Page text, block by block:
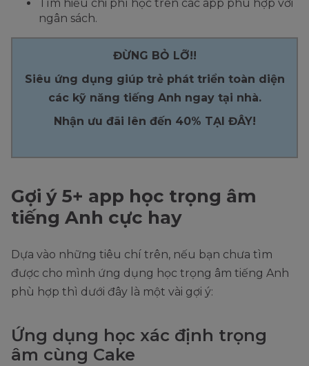
Tìm hiểu chi phí học trên các app phù hợp với
ngân sách.
ĐỪNG BỎ LỠ!!
Siêu ứng dụng giúp trẻ phát triển toàn diện
các kỹ năng tiếng Anh ngay tại nhà.
Nhận ưu đãi lên đến 40% TẠI ĐÂY!
Gợi ý 5+ app học trọng âm
tiếng Anh cực hay
Dựa vào những tiêu chí trên, nếu bạn chưa tìm
được cho mình ứng dụng học trọng âm tiếng Anh
phù hợp thì dưới đây là một vài gợi ý:
Ứng dụng học xác định trọng
âm cùng Cake